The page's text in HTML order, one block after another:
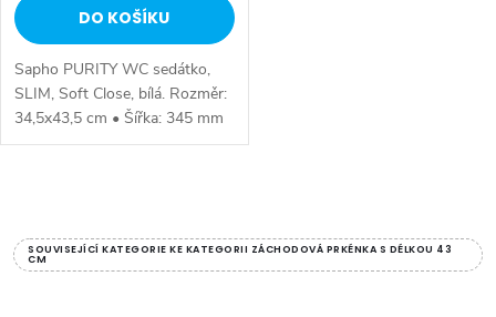
DO KOŠÍKU
Sapho PURITY WC sedátko,
SLIM, Soft Close, bílá. Rozměr:
34,5x43,5 cm • Šířka: 345 mm
• Hloubka: 435 mm • Barva:
vSOUVISEJÍCÍ KATEGORIE KE KATEGORII ZÁCHODOVÁ PRKÉNKA S DÉLKOU 43
CM